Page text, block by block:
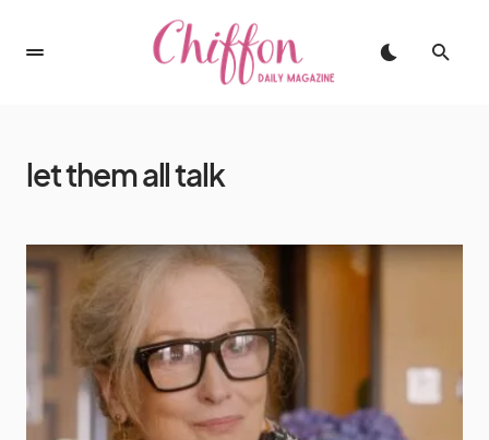
let them all talk